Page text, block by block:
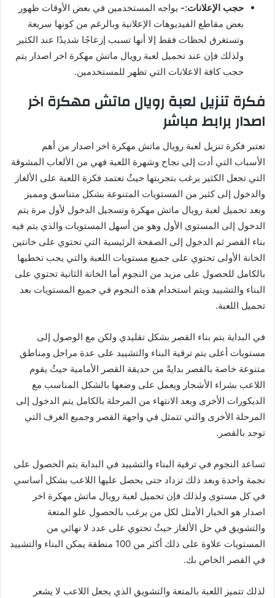
حجب الإعلانات:- يواجه المستخدمين في بعض الأوقات ظهور
بعض مقاطع الفيديوهات الإعلانية وبالرغم من كونها سريعة
وتستغرق لحظات فقط إلا أنها تسبب إزعاجًا شديدًا عند الكثير
ولذلك فإن عند تحميل لعبة رويال ماتش مهكرة اخر اصدار يتم
حجب كافة الاعلانات التي تظهر للمستخدمين.
فكرة تنزيل لعبة رويال ماتش مهكرة اخر
اصدار برابط مباشر
تعتبر فكرة تنزيل لعبة رويال ماتش مهكرة اخر اصدار من أهم
الأسباب التي أدت إلى نجاح وشهرة اللعبة فهي من الألعاب المشوقة
التي تجعل الكثير يرغب بتجربتها حيثُ تعتمد فكرة اللعبة على الألغاز
والدخول إلى كثير من المستويات المتنوعة بشكل متناسق ومميز
وبعد تحميل لعبة رويال ماتش مهكرة وتسجيل الدخول لأول مرة يتم
الدخول إلى المستوى الأول وهو من أسهل المستويات والذي يتم فيه
بناء القصر ثم الدخول إلى الصفحة الرئيسية التي تحتوي على خانتين
الخانة الأولى تحتوي على جميع مستويات اللعبة والتي يجب تخطيها
بالكامل للحصول على مزيد من النجوم أما الخانة الثانية تحتوي على
البناء والتشييد ويتم استخدام هذه النجوم في جميع المستويات بعد
تحميل اللعبة.
في البداية يتم بناء القصر بشكل تقليدي ولكن مع الوصول إلى
مستويات أعلى يتم ترقية البناء والتشييد على عدة مراحل ومناطق
متنوعة خاصة بالقصر بدايةً من حديقة القصر الأمامية حيثُ يقوم
اللاعب بشراء الأشجار ويعمل على وضعها بالشكل المناسب مع
الديكورات الأخرى وبعد الانتهاء من المرحلة بالكامل يتم الدخول إلى
المرحلة الأخرى والتي تتمثل في واجهة القصر وجميع الغرف التي
توجد بالقصر.
تساعد النجوم في ترقية البناء والتشييد في البداية يتم الحصول على
نجمة واحدة وبعد ذلك تزداد حتى يحصل عليها اللاعب بشكل أساسي
في كل مستوى ولذلك فإن تحميل لعبة رويال ماتش مهكرة اخر
اصدار هو الخيار الأمثل لكل من يرغب بالحصول علو المتعة
والتشويق في حل الألغاز حيثُ تحتوي على عدد لا نهائي من
المستويات علاوة على ذلك أكثر من 100 منطقة يمكن البناء والتشييد
في القصر الخاص بك.
لذلك تتميز اللعبة بالمتعة والتشويق الذي يجعل اللاعب لا يشعر